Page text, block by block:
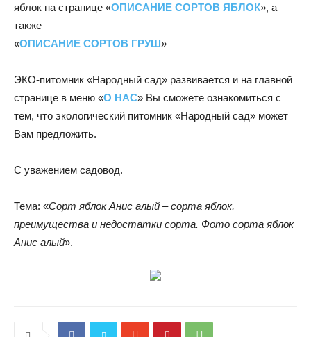
яблок на странице «ОПИСАНИЕ СОРТОВ ЯБЛОК», а
также
«ОПИСАНИЕ СОРТОВ ГРУШ»
ЭКО-питомник «Народный сад» развивается и на главной
странице в меню «О НАС» Вы сможете ознакомиться с
тем, что экологический питомник «Народный сад» может
Вам предложить.
С уважением садовод.
Тема: «Сорт яблок Анис алый – сорта яблок,
преимущества и недостатки сорта. Фото сорта яблок
Анис алый».